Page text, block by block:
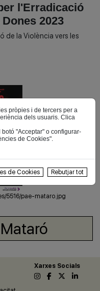
l'Erradicació
2023
de la Violència vers les
pròpies i de tercers per a
dels usuaris. Clica
"Acceptar" o configurar-
de Cookies".
de Cookies Rebutjar tot
Xarxes Socials